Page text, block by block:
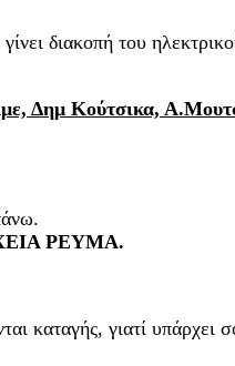
γίνει διακοπή του
Δημ Κούτσικα,
ΡΕΥΜΑ.
καταγής, γιατί υπάρχει